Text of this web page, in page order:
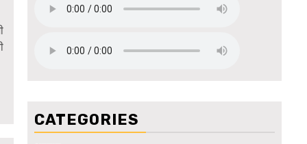
CATEGORIES